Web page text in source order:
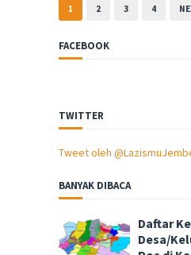
1 2 3 4
FACEBOOK
TWITTER
Tweet oleh
BANYAK DIBACA
Daftar
Desa/